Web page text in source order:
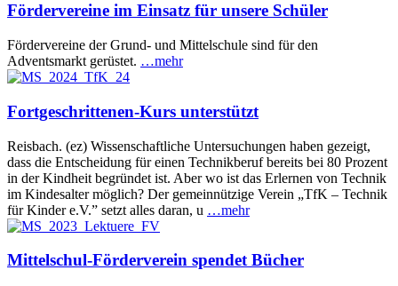
Fördervereine im Einsatz für unsere Schüler
Fördervereine der Grund- und Mittelschule sind für den
Adventsmarkt gerüstet. …mehr
Fortgeschrittenen-Kurs unterstützt
Reisbach. (ez) Wissenschaftliche Untersuchungen haben gezeigt,
dass die Entscheidung für einen Technikberuf bereits bei 80 Prozent
in der Kindheit begründet ist. Aber wo ist das Erlernen von Technik
im Kindesalter möglich? Der gemeinnützige Verein „TfK – Technik
für Kinder e.V.” setzt alles daran, u …mehr
Mittelschul-Förderverein spendet Bücher